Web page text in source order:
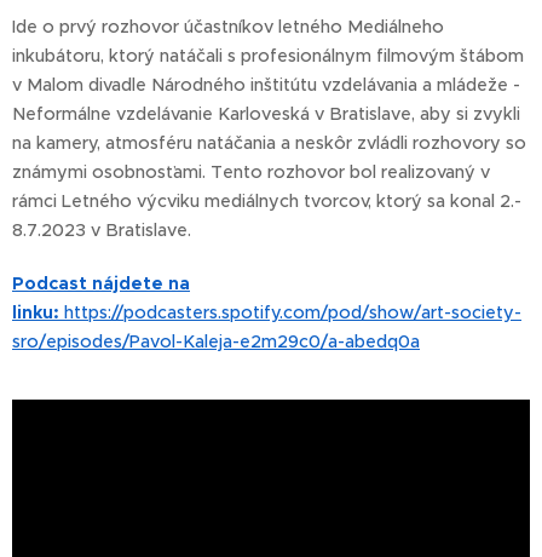
Ide o prvý rozhovor účastníkov letného Mediálneho
inkubátoru, ktorý natáčali s profesionálnym filmovým štábom
v Malom divadle Národného inštitútu vzdelávania a mládeže -
Neformálne vzdelávanie Karloveská v Bratislave, aby si zvykli
na kamery, atmosféru natáčania a neskôr zvládli rozhovory so
známymi osobnosťami. Tento rozhovor bol realizovaný v
rámci Letného výcviku mediálnych tvorcov, ktorý sa konal 2.-
8.7.2023 v Bratislave.
Podcast nájdete na
linku: https://podcasters.spotify.com/pod/show/art-society-
sro/episodes/Pavol-Kaleja-e2m29c0/a-abedq0a